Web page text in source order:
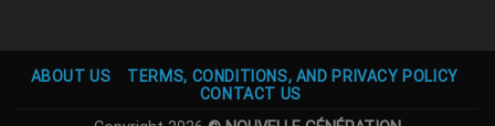
ABOUT US
TERMS, CONDITIONS, AND PRIVACY POLICY
CONTACT US